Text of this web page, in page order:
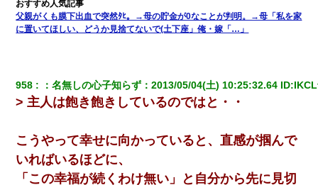
父親がくも膜下出血で突然ﾀﾋ。→母の貯金が0なことが判明。→母「私を家
に置いてほしい、どうか見捨てないで(土下座」俺・嫁「…」
958 ：名無しの心子知らず ：2013/05/04(土) 10:25:32.64 ID:
> 主人は飽き飽きしているのではと・・
こうやって幸せに向かっていると、直感が掴んで
いればいるほどに、
「この幸福が続くわけ無い」と自分から先に見切